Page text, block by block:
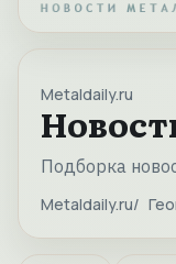
Metaldaily.ru
Подборка
Metaldaily.ru